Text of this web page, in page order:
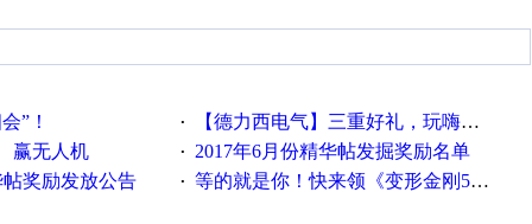
”！ ·
【德力西电气】三重好礼，玩嗨夏日！
赢无人机
·
2017年6月份精华帖发掘奖励名单
奖励发放公告
· 等的就是你！快来领《变形金刚5》观影券